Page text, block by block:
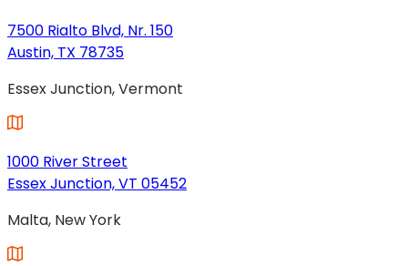
Tab
geöffnet)
7500 Rialto Blvd, Nr. 150
Austin, TX 78735
in
einem
Tab
geöffnet)
Essex Junction, Vermont
1000 River Street
Essex Junction, VT 05452
in
einem
Malta, New York